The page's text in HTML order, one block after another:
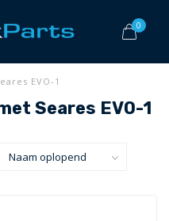
0
EVO-1
Seares EVO-1